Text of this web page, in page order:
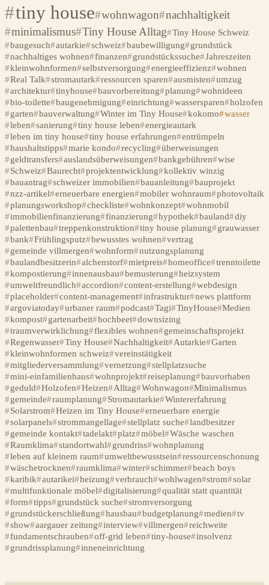
tiny house wohnwagon nachhaltigkeit
minimalismus Tiny House Alltag Tiny House Schweiz
baugesuch autarkie schweiz baubewilligung
grundstück
nachhaltiges wohnen finanzen grundstückssuche Jahreszeiten
kleinwohnformen selbstversorgung energieeffizienz wohnen
Real Talk stromautark ressourcen sparen ausmisten umzug
architektur tinyhouse bauvorbereitung planung wohnideen
bio-toilette baugenehmigung einrichtung wassersparen holzofen
garten bauverwaltung Winter im Tiny House kokomo wasser
leben sanierung tiny house leben energieautark
leben im tiny house tiny house erfahrungen entrümpeln
haushaltstipps marie kondo recycling überweisungen
geldtransfers auslandsüberweisungen bankgebühren wise
Schweiz Baurecht projektentwicklung kollektiv winzig
bauantrag schweizer immobilien bauanleitung bauprojekt
nzz-artikel erneuerbare energien mobiler wohnraum photovoltaik
planungsworkshop checkliste wohnkonzept wohnmobil
immobilienfinanzierung finanzierung hypothek bauland diy
palettenbau treppenkonstruktion tiny house planung
grauwasser
bank Frühlingsputz bewusstes wohnen vertrag
gemeinde villmergen wohnform nutzungsplanung
baulandbesitzerin alchenstorf mietpreis homeoffice trenntoilette
kompostierung innenausbau bemusterung heizsystem
umweltfreundlich accordion content-erstellung webdesign
placeholder content-management infrastruktur news plattform
argoviatoday urbaner raum podcast Tagi TinyHouse Medien
kompost gartenarbeit hochbeet downsizing
traumverwirklichung flexibles wohnen
gemeinschaftsprojekt
Regenwasser Tiny House Nachhaltigkeit Autarkie Garten
kleinwohnformen schweiz vereinstätigkeit
mitgliederversammlung vernetzung stellplatzsuche
mini-einfamilienhaus wohnprojekt reiseplanung bauvorhaben
geduld Holzofen Heizen Alltag Wohnwagon Minimalismus
gemeinde raumplanung Stromautarkie Wintererfahrung
Solarstrom Heizen im Tiny House erneuerbare energie
solarpanels strommangellage stellplatz suche landbesitzer
gemeinde kontakt tadelakt platz möbel Wäsche waschen
Raumklima standortwahl grundriss wohnplanung
leben auf kleinem raum umweltbewusstsein ressourcenschonung
wäschetrocknen raumklima winter schimmer beach boys
karibik autarikei heizung verbrauch wohlwagen strom solar
multifunktionale möbel digitalisierung qualität statt quantität
form tipps grundstück suche stromversorgung
grundstückerschließung hausbau budgetplanung medien tv
show aargauer zeitung interview villmergen reichweite
fundamentschrauben off-grid leben tiny-house insolvenz
grundrissplanung inneneinrichtung